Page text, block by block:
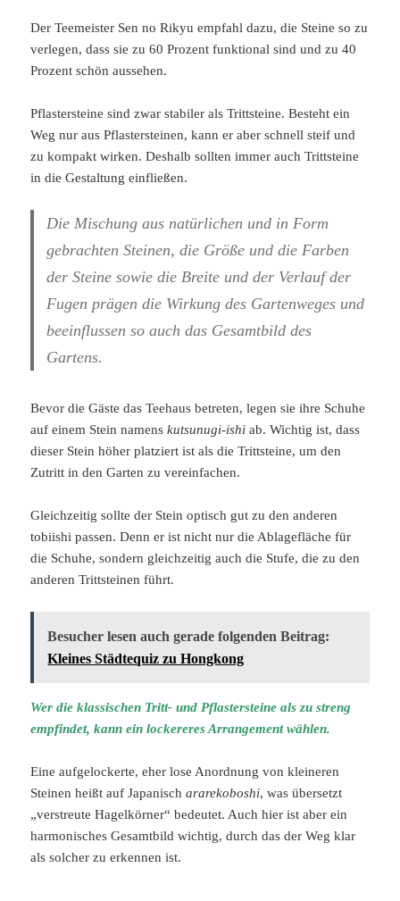
Der Teemeister Sen no Rikyu empfahl dazu, die Steine so zu
verlegen, dass sie zu 60 Prozent funktional sind und zu 40
Prozent schön aussehen.
Pflastersteine sind zwar stabiler als Trittsteine. Besteht ein
Weg nur aus Pflastersteinen, kann er aber schnell steif und
zu kompakt wirken. Deshalb sollten immer auch Trittsteine
in die Gestaltung einfließen.
Die Mischung aus natürlichen und in Form
gebrachten Steinen, die Größe und die Farben
der Steine sowie die Breite und der Verlauf der
Fugen prägen die Wirkung des Gartenweges und
beeinflussen so auch das Gesamtbild des
Gartens.
Bevor die Gäste das Teehaus betreten, legen sie ihre Schuhe
auf einem Stein namenskutsunugi-ishi ab. Wichtig ist, dass
dieser Stein höher platziert ist als die Trittsteine, um den
Zutritt in den Garten zu vereinfachen.
Gleichzeitig sollte der Stein optisch gut zu den anderen
tobiishi passen. Denn er ist nicht nur die Ablagefläche für
die Schuhe, sondern gleichzeitig auch die Stufe, die zu den
anderen Trittsteinen führt.
Besucher lesen auch gerade folgenden Beitrag:
Kleines Städtequiz zu Hongkong
Wer die klassischen Tritt- und Pflastersteine als zu streng
empfindet, kann ein lockereres Arrangement wählen.
Eine aufgelockerte, eher lose Anordnung von kleineren
Steinen heißt auf Japanischararekoboshi, was übersetzt
„verstreute Hagelkörner“ bedeutet. Auch hier ist aber ein
harmonisches Gesamtbild wichtig, durch das der Weg klar
als solcher zu erkennen ist.